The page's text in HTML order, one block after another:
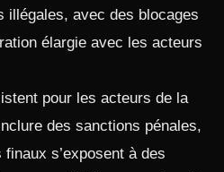
illégales, avec des blocages
élargie avec les acteurs
pour les acteurs de la
des sanctions pénales,
s’exposent à des